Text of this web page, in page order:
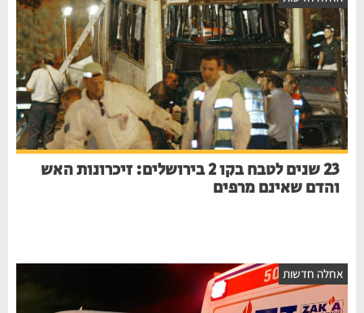
23 שנים לטבח בקו 2 בירושלים: זיכרונות האש
והדם שאינם מרפים
חדשות